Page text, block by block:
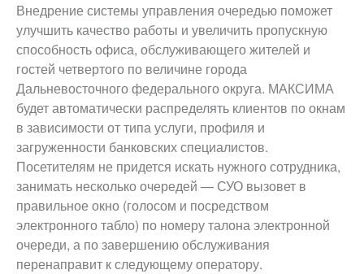
Внедрение системы управления очередью поможет
улучшить качество работы и увеличить пропускную
способность офиса, обслуживающего жителей и
гостей четвертого по величине города
Дальневосточного федерального округа. МАКСИМА
будет автоматически распределять клиентов по окнам
в зависимости от типа услуги, профиля и
загруженности банковских специалистов.
Посетителям не придется искать нужного сотрудника,
занимать несколько очередей — СУО вызовет в
правильное окно (голосом и посредством
электронного табло) по номеру талона электронной
очереди, а по завершению обслуживания
перенаправит к следующему оператору.